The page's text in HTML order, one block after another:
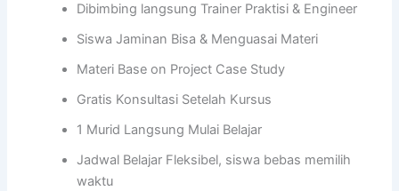
Dibimbing langsung Trainer Praktisi & Engineer
Siswa Jaminan Bisa & Menguasai Materi
Materi Base on Project Case Study
Gratis Konsultasi Setelah Kursus
1 Murid Langsung Mulai Belajar
Jadwal Belajar Fleksibel, siswa bebas memilih
waktu